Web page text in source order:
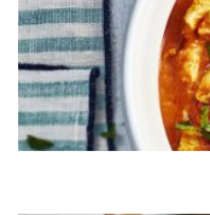
l
e
t
T
i
k